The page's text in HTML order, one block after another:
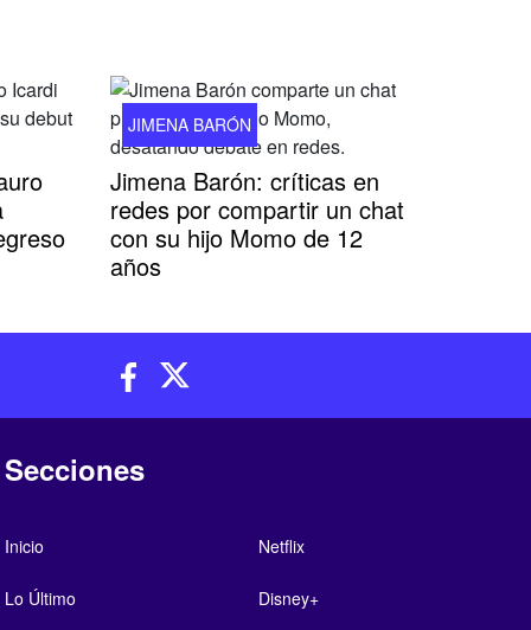
JIMENA BARÓN
Jimena Barón: críticas en
redes por compartir un chat
con su hijo Momo de 12
años
Secciones
Inicio
Lo Último
Netflix
Disney+